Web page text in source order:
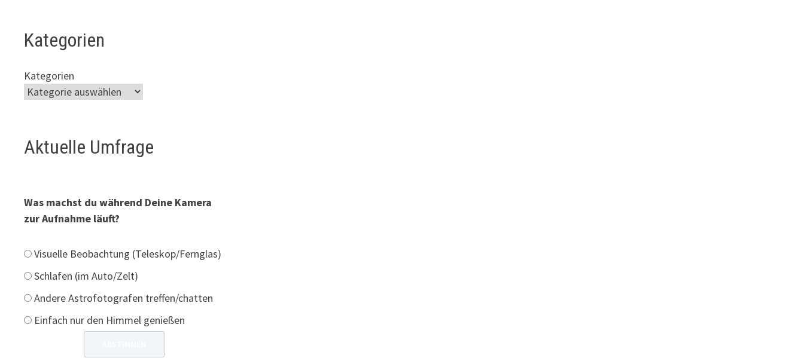
Kategorien
Kategorien
Aktuelle Umfrage
Was machst du während Deine Kamera
zur Aufnahme läuft?
Visuelle Beobachtung (Teleskop/Fernglas)
Schlafen (im Auto/Zelt)
Andere Astrofotografen treffen/chatten
Einfach nur den Himmel genießen